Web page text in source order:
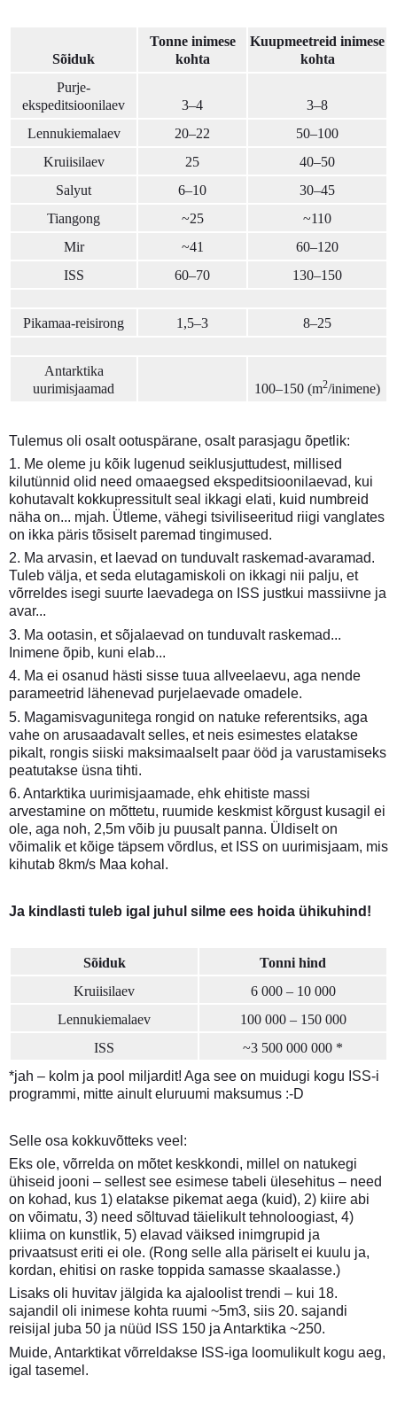
Sõiduk
Tonne inimese
kohta
Kuupmeetreid inimese
kohta
Purje-
ekspeditsioonilaev
3–4
3–8
Lennukiemalaev
20–22
50–100
Kruiisilaev
25
40–50
Salyut
6–10
30–45
Tiangong
~25
~110
Mir
~41
60–120
ISS
60–70 130–150
Pikamaa-reisirong 1,5–3 8–25
Antarktika
uurimisjaamad
100–150 (m2/inimene)
Tulemus oli osalt ootuspärane, osalt parasjagu õpetlik:
1. Me oleme ju kõik lugenud seiklusjuttudest, millised
kilutünnid olid need omaaegsed ekspeditsioonilaevad, kui
kohutavalt kokkupressitult seal ikkagi elati, kuid numbreid
näha on... mjah. Ütleme, vähegi tsiviliseeritud riigi vanglates
on ikka päris tõsiselt paremad tingimused.
2. Ma arvasin, et laevad on tunduvalt raskemad-avaramad.
Tuleb välja, et seda elutagamiskoli on ikkagi nii palju, et
võrreldes isegi suurte laevadega on ISS justkui massiivne ja
avar...
3. Ma ootasin, et sõjalaevad on tunduvalt raskemad...
Inimene õpib, kuni elab...
4. Ma ei osanud hästi sisse tuua allveelaevu, aga nende
parameetrid lähenevad purjelaevade omadele.
5. Magamisvagunitega rongid on natuke referentsiks, aga
vahe on arusaadavalt selles, et neis esimestes elatakse
pikalt, rongis siiski maksimaalselt paar ööd ja varustamiseks
peatutakse üsna tihti.
6. Antarktika uurimisjaamade, ehk ehitiste massi
arvestamine on mõttetu, ruumide keskmist kõrgust kusagil ei
ole, aga noh, 2,5m võib ju puusalt panna. Üldiselt on
võimalik et kõige täpsem võrdlus, et ISS on uurimisjaam, mis
kihutab 8km/s Maa kohal.
Ja kindlasti tuleb igal juhul silme ees hoida ühikuhind!
Sõiduk
Tonni hind
Kruiisilaev
6 000 – 10 000
Lennukiemalaev
100 000 – 150 000
ISS
~3 500 000 000 *
*jah – kolm ja pool miljardit! Aga see on muidugi kogu ISS-i
programmi, mitte ainult eluruumi maksumus :-D
Selle osa kokkuvõtteks veel:
Eks ole, võrrelda on mõtet keskkondi, millel on natukegi
ühiseid jooni – sellest see esimese tabeli ülesehitus – need
on kohad, kus 1) elatakse pikemat aega (kuid), 2) kiire abi
on võimatu, 3) need sõltuvad täielikult tehnoloogiast, 4)
kliima on kunstlik, 5) elavad väiksed inimgrupid ja
privaatsust eriti ei ole. (Rong selle alla päriselt ei kuulu ja,
kordan, ehitisi on raske toppida samasse skaalasse.)
Lisaks oli huvitav jälgida ka ajaloolist trendi – kui 18.
sajandil oli inimese kohta ruumi ~5m3, siis 20. sajandi
reisijal juba 50 ja nüüd ISS 150 ja Antarktika ~250.
Muide, Antarktikat võrreldakse ISS-iga loomulikult kogu aeg,
igal tasemel.